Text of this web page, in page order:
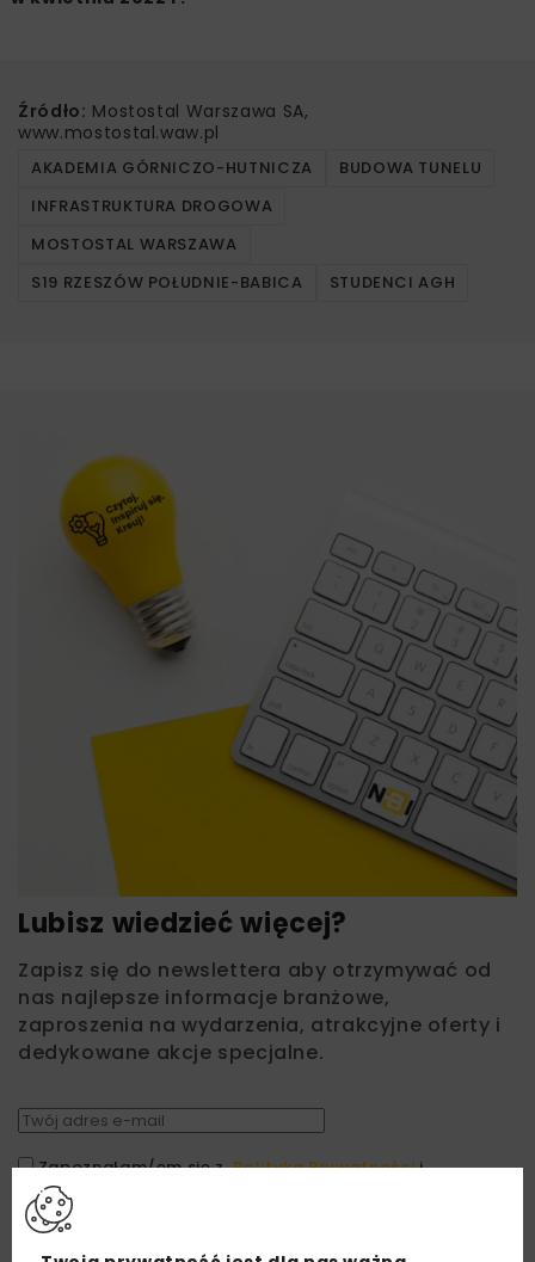
Źródło: Mostostal Warszawa SA,
www.mostostal.waw.pl
AKADEMIA GÓRNICZO-HUTNICZA
BUDOWA TUNELU
INFRASTRUKTURA DROGOWA
MOSTOSTAL WARSZAWA
S19 RZESZÓW POŁUDNIE-BABICA
STUDENCI AGH
Lubisz wiedzieć więcej?
Zapisz się do newslettera aby otrzymywać od
nas najlepsze informacje branżowe,
zaproszenia na wydarzenia, atrakcyjne oferty i
dedykowane akcje specjalne.
Zapoznałam/em się zPolityką Prywatnościi
Regulaminem
podany przeze mnie adres e-mail korespondencji
handlowej w postaci newslettera.